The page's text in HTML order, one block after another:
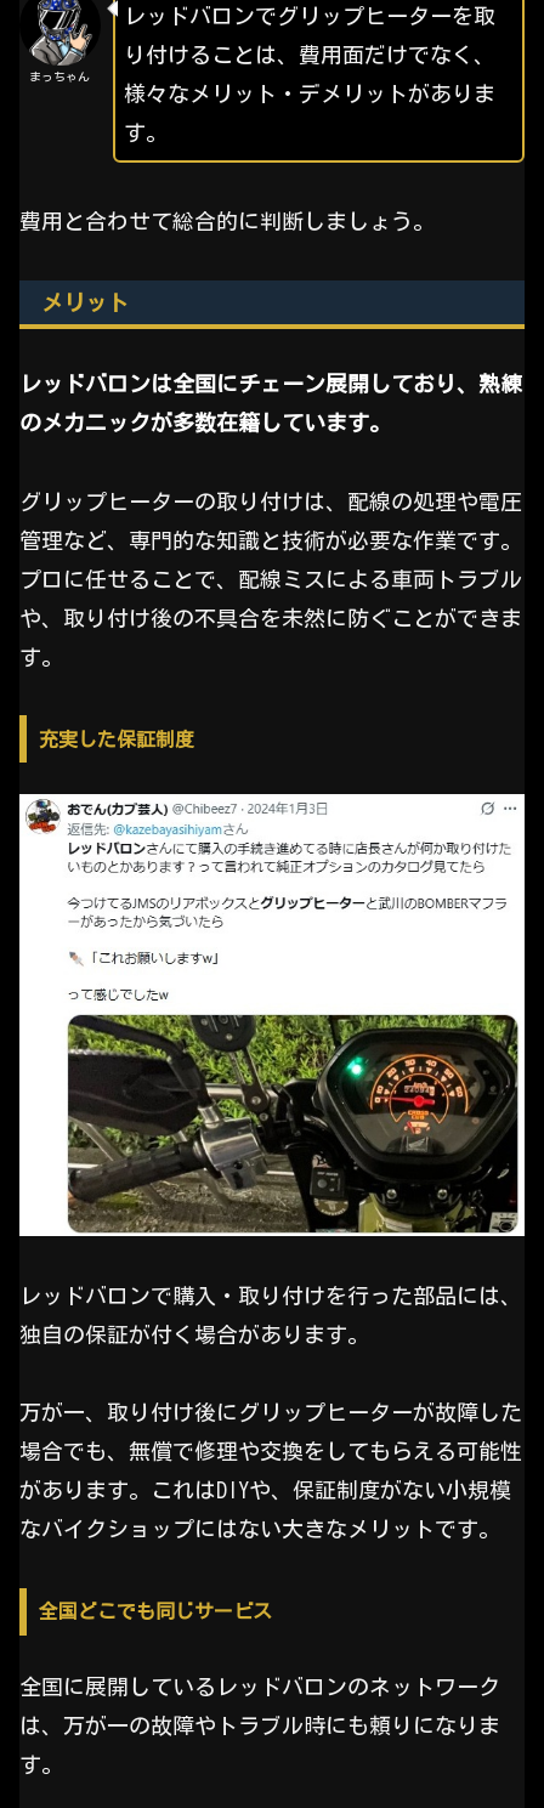
まっちゃん
レッドバロンでグリップヒーターを取
り付けることは、費用面だけでなく、
様々なメリット・デメリットがありま
す。
費用と合わせて総合的に判断しましょう。
メリット
レッドバロンは全国にチェーン展開しており、熟練
のメカニックが多数在籍しています。
グリップヒーターの取り付けは、配線の処理や電圧
管理など、専門的な知識と技術が必要な作業です。
プロに任せることで、配線ミスによる車両トラブル
や、取り付け後の不具合を未然に防ぐことができま
す。
充実した保証制度
レッドバロンで購入・取り付けを行った部品には、
独自の保証が付く場合があります。
万が一、取り付け後にグリップヒーターが故障した
場合でも、無償で修理や交換をしてもらえる可能性
があります。これはDIYや、保証制度がない小規模
なバイクショップにはない大きなメリットです。
全国どこでも同じサービス
全国に展開しているレッドバロンのネットワーク
は、万が一の故障やトラブル時にも頼りになりま
す。